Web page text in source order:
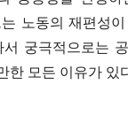
노동의 재편성
서 궁극적으로는
한 모든 이유가 있